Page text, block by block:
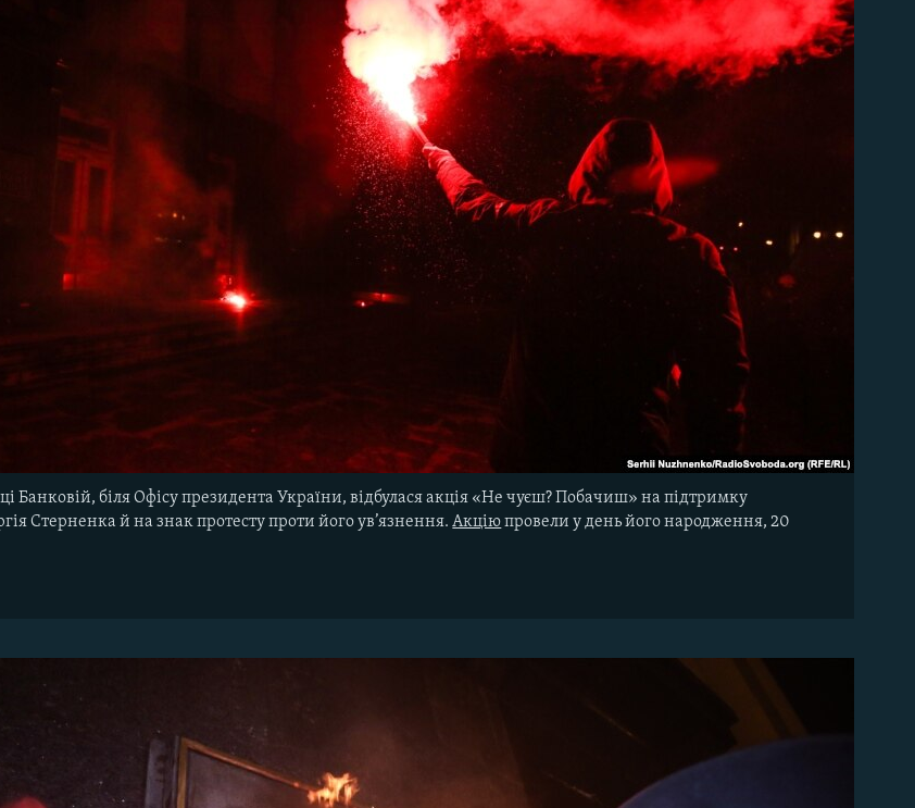
Банковій, біля Офісу президента України, відбулася акція «Не чуєш? Побачиш» на підтримку
Стерненка й на знак протесту проти його ув’язнення.Акціюпровели у день його народження, 20